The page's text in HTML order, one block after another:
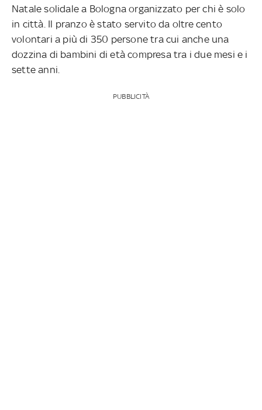
Natale solidale a Bologna organizzato per chi è solo
in città. Il pranzo è stato servito da oltre cento
volontari a più di 350 persone tra cui anche una
dozzina di bambini di età compresa tra i due mesi e i
sette anni.
PUBBLICITÀ